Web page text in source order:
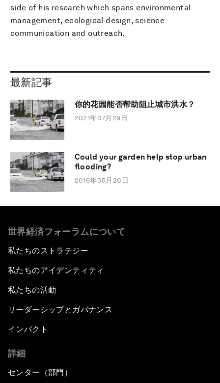
side of his research which spans environmental
management, ecological design, science
communication and outreach.
最新記事
你的花园能否帮助阻止城市洪水？
2021年07月29日
Could your garden help stop urban
flooding?
2016年05月20日
世界経済フォーラムについて
私たちのストラテジー
私たちのアイデンティティ
私たちの活動
リーダーシップとガバナンス
インパクト
詳細
センター（部門）